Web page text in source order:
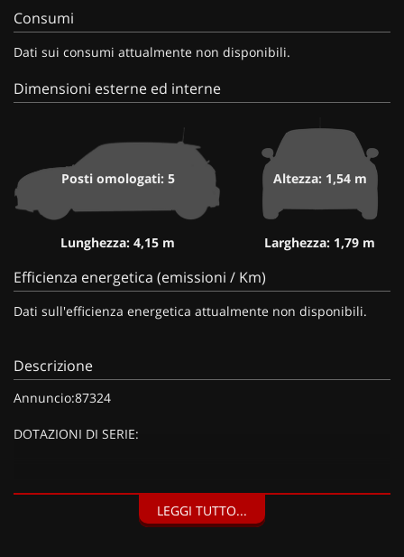
Consumi
Dati sui consumi attualmente non disponibili.
Dimensioni esterne ed interne
Posti omologati: 5
Lunghezza: 4,15 m
Altezza: 1,54 m
Larghezza: 1,79 m
Efficienza energetica (emissioni / Km)
Dati sull'efficienza energetica attualmente non disponibili.
Descrizione
Annuncio:87324
DOTAZIONI DI SERIE:
LEGGI TUTTO...